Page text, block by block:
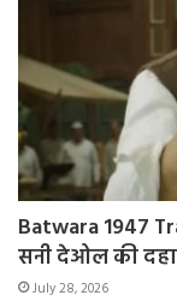
Batwara 1947
सनी देओल की
July 28, 2026